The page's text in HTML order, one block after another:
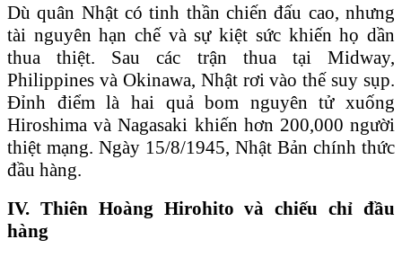
Dù quân Nhật có tinh thần chiến đấu cao, nhưng
tài nguyên hạn chế và sự kiệt sức khiến họ dần
thua thiệt. Sau các trận thua tại Midway,
Philippines và Okinawa, Nhật rơi vào thế suy sụp.
Đỉnh điểm là hai quả bom nguyên tử xuống
Hiroshima và Nagasaki khiến hơn 200,000 người
thiệt mạng. Ngày 15/8/1945, Nhật Bản chính thức
đầu hàng.
IV. Thiên Hoàng Hirohito và chiếu chỉ đầu
hàng